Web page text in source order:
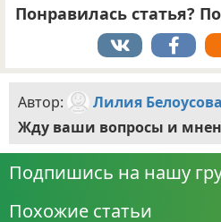
Понравилась статья?
Автор: Лилия Белоусова
Жду ваши вопросы и
Подпишись на нашу
Похожие статьи